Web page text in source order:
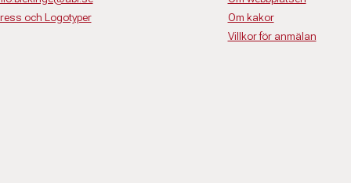
och Logotyper
Om kakor
Villkor för anmälan